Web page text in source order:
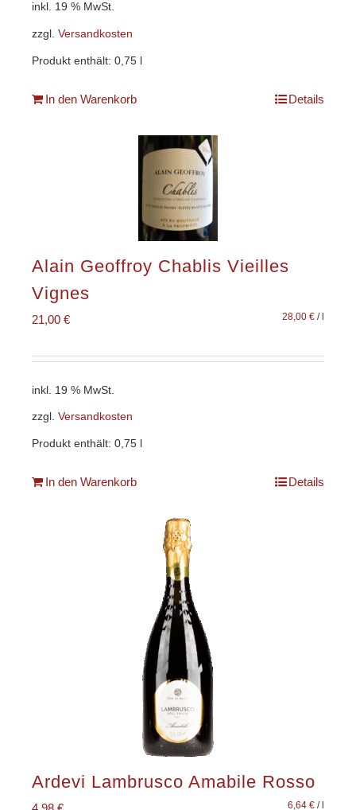
inkl. 19 % MwSt.
zzgl. Versandkosten
Produkt enthält: 0,75 l
In den Warenkorb Details
Alain Geoffroy Chablis Vieilles
Vignes
21,00 € 28,00 € /l
inkl. 19 % MwSt.
zzgl. Versandkosten
Produkt enthält: 0,75
In den Warenkorb Details
Ardevi Lambrusco Amabile Rosso
6,64 € /